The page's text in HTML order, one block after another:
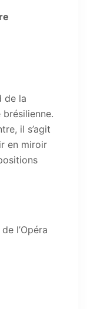
de la
il s’agit
en miroir
l’Opéra